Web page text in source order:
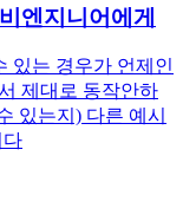
엔지니어에게
있는 경우가 언제인
제대로 동작안하
있는지) 다른 예시
다